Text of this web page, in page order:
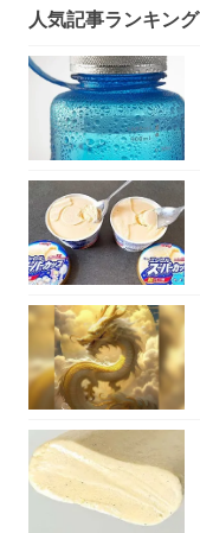
人気記事ランキング